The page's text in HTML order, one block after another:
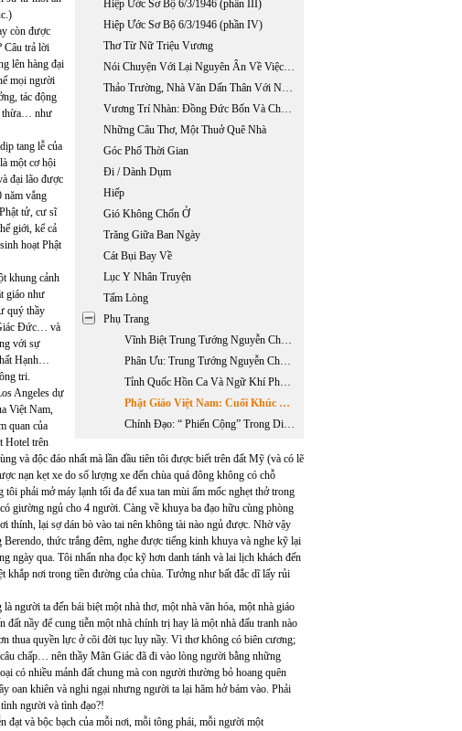
Hiệp Ước Sơ Bộ 6/3/1946 (phần III)
Hiệp Ước Sơ Bộ 6/3/1946 (phần IV)
Thơ Từ Nữ Triệu Vương
Nói Chuyện Với Lại Nguyên Ân Về Việc Sưu Tập Những Tác Phẩm Đăng Báo Của Phan Khôi
Thảo Trường, Nhà Văn Dấn Thân Với Nỗi Ý-thức Không Rời ...
Vương Trí Nhàn: Đồng Đức Bốn Và Chất Hoang Dại Trong Thơ
Những Câu Thơ, Một Thuở Quê Nhà
Góc Phố Thời Gian
Đi / Dành Dụm
Hiếp
Gió Không Chốn Ở
Trăng Giữa Ban Ngày
Cát Bụi Bay Về
Lục Y Nhân Truyện
Tấm Lòng
Phụ Trang
Vĩnh Biệt Trung Tướng Nguyễn Chánh Thi (1923-2007)
Phân Ưu: Trung Tướng Nguyễn Chánh Thi (1923-2007)
Tỉnh Quốc Hồn Ca Và Ngữ Khí Phê Phán Của Phan Châu Trinh
Phật Giáo Việt Nam: Cuối Khúc Quanh Dài
Chính Đạo: “ Phiến Cộng” Trong Dinh Gia Long
còn được
Câu trả lời
lên hàng đại
mọi người
tác động
thừa… như
tang lễ của
một cơ hội
đại lão được
năm vắng
tử, cư sĩ
giới, kể cả
hoạt Phật
khung cảnh
giáo như
quý thầy
Đức… và
với sự
Hạnh…
tri.
Angeles dự
Việt Nam,
quan của
Hotel trên
và độc đáo nhất mà lần đầu tiên tôi được biết trên đất Mỹ (và có lẽ
nạn kẹt xe do số lượng xe đến chùa quá đông không có chỗ
phải mở máy lạnh tối đa để xua tan mùi ẩm mốc nghẹt thở trong
giường ngủ cho 4 người. Càng về khuya ba đạo hữu cùng phòng
thính, lại sợ dán bò vào tai nên không tài nào ngủ được. Nhờ vậy
thức trắng đêm, nghe được tiếng kinh khuya và nghe kỹ lại
ngày qua. Tôi nhẩn nha đọc kỹ hơn danh tánh và lai lịch khách đến
khắp nơi trong tiền đường của chùa. Tưởng như bất đắc dĩ lấy rủi
người ta đến bái biệt một nhà thơ, một nhà văn hóa, một nhà giáo
nầy để cung tiễn một nhà chính trị hay là một nhà đấu tranh nào
thua quyền lực ở cõi đời tục lụy nầy. Vì thơ không có biên cương;
chấp… nên thầy Mãn Giác đã đi vào lòng người bằng những
có nhiều mảnh đất chung mà con người thường bỏ hoang quên
oan khiên và nghi ngại nhưng người ta lại hăm hở bám vào. Phải
người và tình đạo?!
và bộc bạch của mỗi nơi, mỗi tông phái, mỗi người một